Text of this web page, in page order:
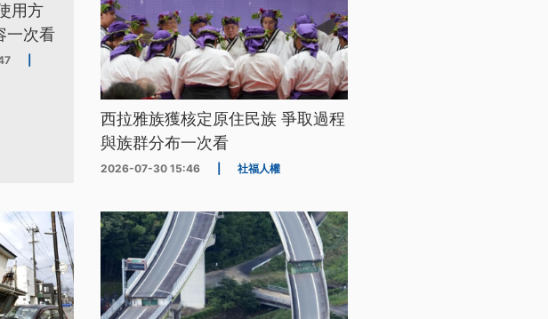
用方
一次看
西拉雅族獲核定原住民族 爭取過程
與族群分布一次看
2026-07-30 15:46 社福人權